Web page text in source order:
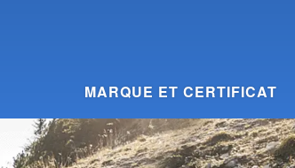
MARQUE ET CERTIFICAT